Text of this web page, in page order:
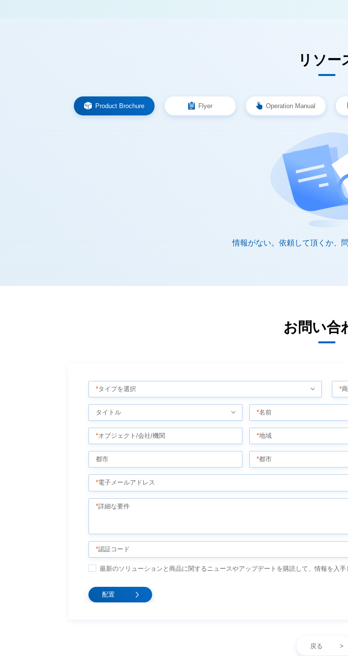
リソー
Product Brochure Flyer Operation Manual
情報がない。依頼して頂くか、
お問い合
*タイプを選択 *
タイトル *名前
*オブジェクト/会社/機関 *地域
都市 *都市
*電子メールアドレス
*詳細な要件
*認証コード
最新のソリューションと商品に関するニュースやアップデートを購読して、情報を入手
戻る